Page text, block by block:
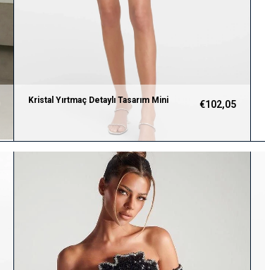
Kristal Yırtmaç Detaylı Tasarım Mini
€102,05